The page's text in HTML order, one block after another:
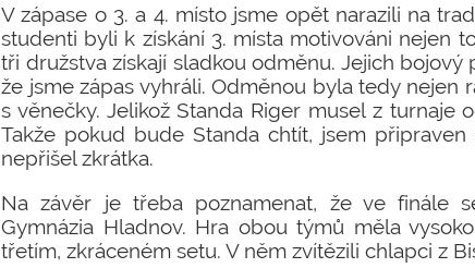
V zápase o 3. a 4. místo jsme opět narazili na
studenti byli k získání 3. místa motivováni nejen
tři družstva získají sladkou odměnu. Jejich
že jsme zápas vyhráli. Odměnou byla tedy nejen
s věnečky. Jelikož Standa Riger musel z turnaje
Takže pokud bude Standa chtít, jsem
nepřišel zkrátka.
Na závěr je třeba poznamenat, že ve finále
Gymnázia Hladnov. Hra obou týmů měla
třetím, zkráceném setu. V něm zvítězili chlapci z